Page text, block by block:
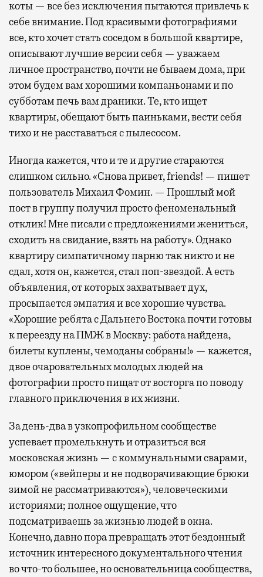
коты — все без исключения пытаются привлечь к
себе внимание. Под красивыми фотографиями
все, кто хочет стать соседом в большой квартире,
описывают лучшие версии себя — уважаем
личное пространство, почти не бываем дома, при
этом будем вам хорошими компаньонами и по
субботам печь вам драники. Те, кто ищет
квартиры, обещают быть паиньками, вести себя
тихо и не расставаться с пылесосом.
Иногда кажется, что и те и другие стараются
слишком сильно. «Снова привет, friends! — пишет
пользователь Михаил Фомин. — Прошлый мой
пост в группу получил просто феноменальный
отклик! Мне писали с предложениями жениться,
сходить на свидание, взять на работу». Однако
квартиру симпатичному парню так никто и не
сдал, хотя он, кажется, стал поп-звездой. А есть
объявления, от которых захватывает дух,
просыпается эмпатия и все хорошие чувства.
«Хорошие ребята с Дальнего Востока почти готовы
к переезду на ПМЖ в Москву: работа найдена,
билеты куплены, чемоданы собраны!» — кажется,
двое очаровательных молодых людей на
фотографии просто пищат от восторга по поводу
главного приключения в их жизни.
За день-два в узкопрофильном сообществе
успевает промелькнуть и отразиться вся
московская жизнь — с коммунальными сварами,
юмором («вейперы и не подворачивающие брюки
зимой не рассматриваются»), человеческими
историями; полное ощущение, что
подсматриваешь за жизнью людей в окна.
Конечно, давно пора превращать этот бездонный
источник интересного документального чтения
во что-то большее, но основательница сообщества,